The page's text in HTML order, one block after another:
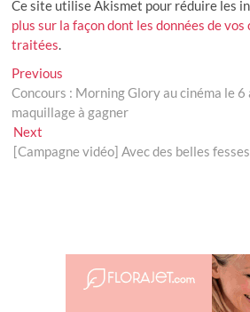
Ce site utilise Akismet pour réduire les
plus sur la façon dont les données de
traitées.
Navigation
de
l’article
Previous
post:
Concours : Morning Glory au cinéma le 6
maquillage à gagner
NextNext
post:
[Campagne vidéo] Avec des belles